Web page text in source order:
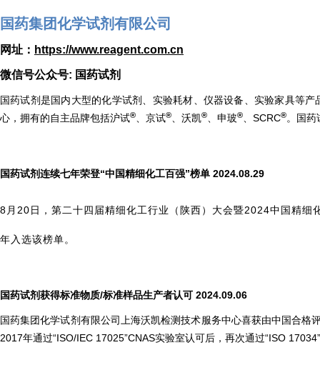
国药集团化学试剂有限公司
网址： https://www.reagent.com.cn
微信号公众号: 国药试剂
国药试剂是国内大型的化学试剂、实验耗材、仪器设备、实验家具等
心，拥有的自主品牌包括沪试® 、京试® 、沃凯® 、申玻® 、SCRC®。国
国药试剂连续七年荣登“中国精细化工百强”榜单 2024.08.29
8月20日，第二十四届精细化工行业（陕西）大会暨2024中国精细
年入选该榜单。
国药试剂获得标准物质/标准样品生产者认可 2024.09.06
国药集团化学试剂有限公司上海沃凯检测技术服务中心喜获由中国合
2017年通过“ISO/IEC 17025”CNAS实验室认可后，再次通过“ISO